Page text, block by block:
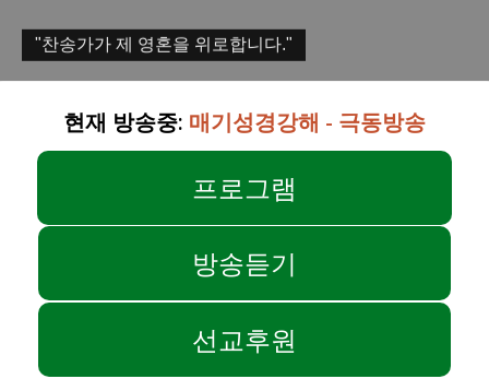
현재 방송중: 매기성경강해 - 극동방송
프로그램
방송듣기
선교후원